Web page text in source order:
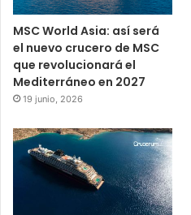
MSC World Asia: así será
el nuevo crucero de MSC
que revolucionará el
Mediterráneo en 2027
19 junio, 2026